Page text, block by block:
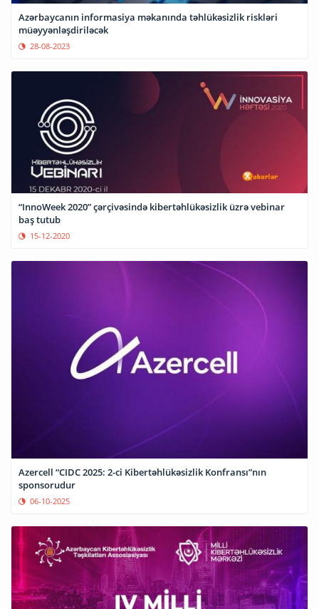
Azərbaycanın informasiya məkanında təhlükəsizlik riskləri
müəyyənləşdiriləcək
28-08-2023
“InnoWeek 2020” çərçivəsində kibertəhlükəsizlik üzrə vebinar
baş tutub
15-12-2020
Azercell “CIDC 2025: 2-ci Kibertəhlükəsizlik Konfransı”nın
sponsorudur
06-10-2025